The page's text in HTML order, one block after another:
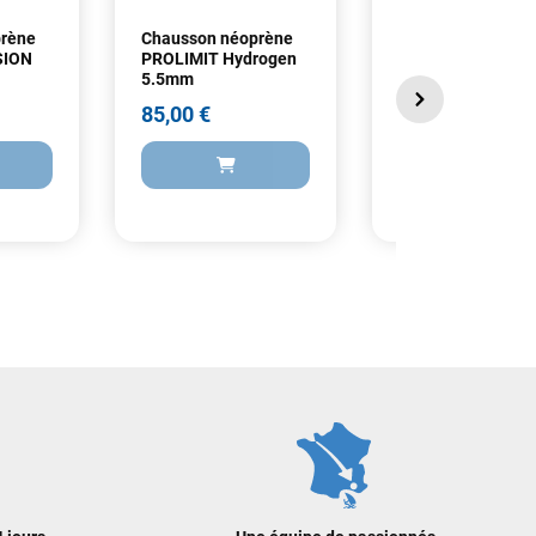
Chausson néoprène
PROLIMIT Hydrogen
5.5mm
85,00 € 85,00 €